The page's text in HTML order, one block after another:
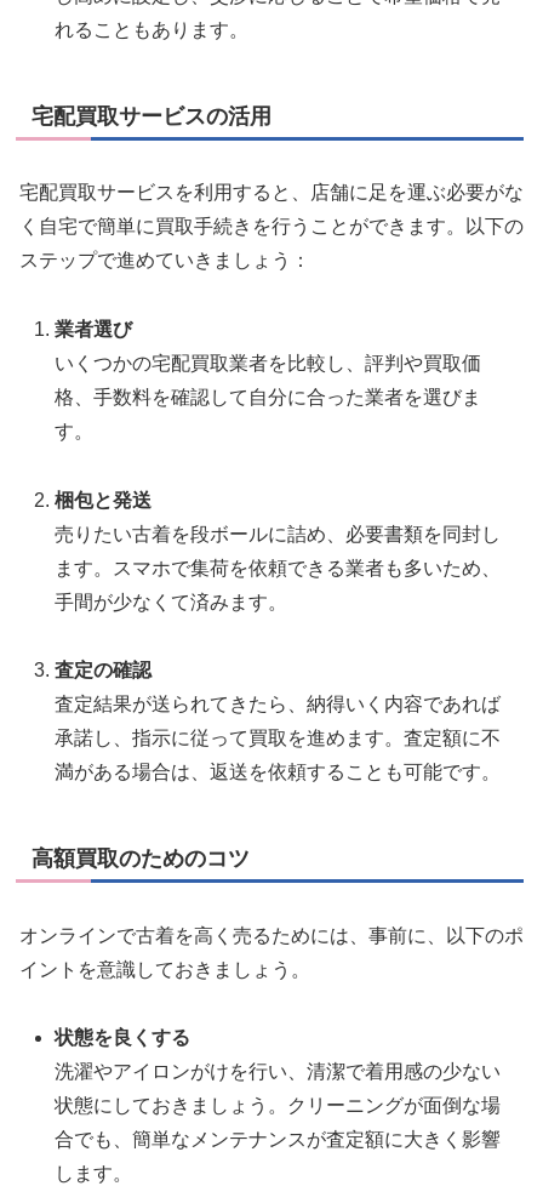
れることもあります。
宅配買取サービスの活用
宅配買取サービスを利用すると、店舗に足を運ぶ必要がな
く自宅で簡単に買取手続きを行うことができます。以下の
ステップで進めていきましょう：
業者選び
いくつかの宅配買取業者を比較し、評判や買取価
格、手数料を確認して自分に合った業者を選びま
す。
梱包と発送
売りたい古着を段ボールに詰め、必要書類を同封し
ます。スマホで集荷を依頼できる業者も多いため、
手間が少なくて済みます。
査定の確認
査定結果が送られてきたら、納得いく内容であれば
承諾し、指示に従って買取を進めます。査定額に不
満がある場合は、返送を依頼することも可能です。
高額買取のためのコツ
オンラインで古着を高く売るためには、事前に、以下のポ
イントを意識しておきましょう。
状態を良くする
洗濯やアイロンがけを行い、清潔で着用感の少ない
状態にしておきましょう。クリーニングが面倒な場
合でも、簡単なメンテナンスが査定額に大きく影響
します。